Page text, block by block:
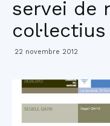
servei de
col·lectius
22 novembre 2012